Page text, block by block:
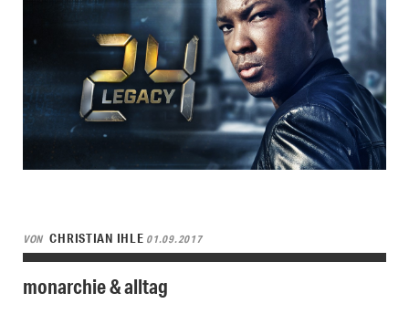
VON CHRISTIAN IHLE 01.09.2017
monarchie & alltag